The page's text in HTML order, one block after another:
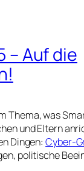
– Auf die
Thema, was
und Eltern
Dingen:Cyber-
politische